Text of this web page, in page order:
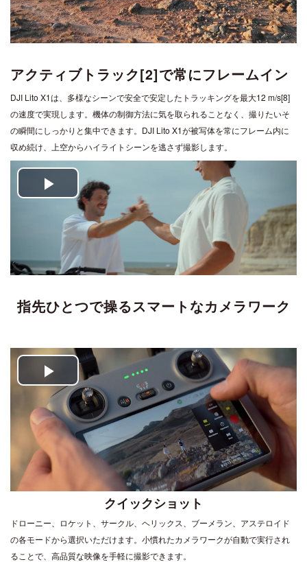
アクティブトラック[2]で常にフレームイン
DJI Lito X1は、多様なシーンで安全で安定したトラッキングを最大12 m/s[8]
の速度で実現します。機体の制御方法に気を取られることなく、撮りたいそ
の瞬間にしっかりと集中できます。DJI Lito X1が被写体を常にフレーム内に
収め続け、上空からハイライトシーンを逃さず撮影します。
Play
Video
指先ひとつで操るスマートなカメラワーク
Play
Video
クイックショット
ドローニー、ロケット、サークル、ヘリックス、ブーメラン、アステロイド
の各モードから選択いただけます。小慣れたカメラワークが自動で実行され
ることで、高品質な映像を手軽に撮影できます。